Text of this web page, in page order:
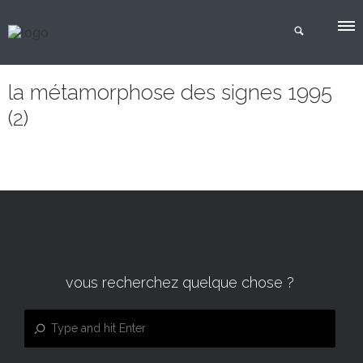
la métamorphose des signes 1995
(2)
vous recherchez quelque chose ?